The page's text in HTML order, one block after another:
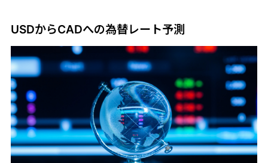
USDからCADへの為替レート予測